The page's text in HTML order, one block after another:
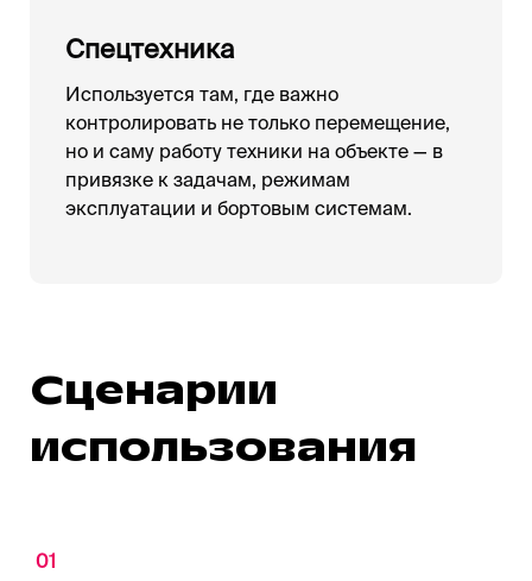
Спецтехника
Используется там, где важно
контролировать не только перемещение,
но и саму работу техники на объекте — в
привязке к задачам, режимам
эксплуатации и бортовым системам.
Сценарии
использования
01